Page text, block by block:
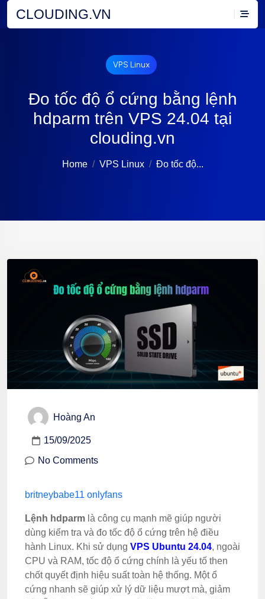
CLOUDING.VN
VPS Linux
Đo tốc độ ổ cứng bằng lệnh
hdparm trên VPS 24.04 tại
clouding.vn
Home VPS Linux Đo tốc độ...
Hoàng An
15/09/2025
No Comments
britneybabe11 onlyfans
Lệnh hdparm là công cụ mạnh mẽ giúp người
dùng kiểm tra và đo tốc độ ổ cứng trên hệ điều
hành Linux. Khi sử dụng VPS Ubuntu 24.04, ngoài
CPU và RAM, tốc độ ổ cứng chính là yếu tố then
chốt quyết định hiệu suất toàn hệ thống. Một ổ
cứng nhanh sẽ giúp xử lý dữ liệu mượt mà, giảm